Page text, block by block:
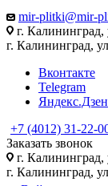
mir-plitki@mir-
г.
г. Калининград,
Вконтакте
Telegram
Яндекс.Дзен
+7 (4012) 31-22-
Заказать звонок
г.
г. Калининград,